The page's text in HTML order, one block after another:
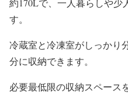
約170Lで、一人暮らしや少
す。
冷蔵室と冷凍室がしっかり
分に収納できます。
必要最低限の収納スペース